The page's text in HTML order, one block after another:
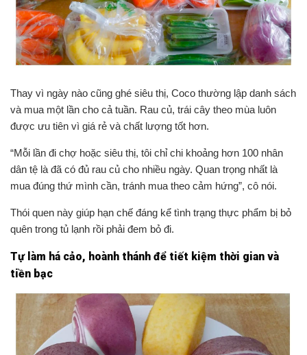
Thay vì ngày nào cũng ghé siêu thị, Coco thường lập danh sách
và mua một lần cho cả tuần. Rau củ, trái cây theo mùa luôn
được ưu tiên vì giá rẻ và chất lượng tốt hơn.
“Mỗi lần đi chợ hoặc siêu thị, tôi chỉ chi khoảng hơn 100 nhân
dân tệ là đã có đủ rau củ cho nhiều ngày. Quan trọng nhất là
mua đúng thứ mình cần, tránh mua theo cảm hứng”, cô nói.
Thói quen này giúp hạn chế đáng kể tình trạng thực phẩm bị bỏ
quên trong tủ lạnh rồi phải đem bỏ đi.
Tự làm há cảo, hoành thánh để tiết kiệm thời gian và
tiền bạc